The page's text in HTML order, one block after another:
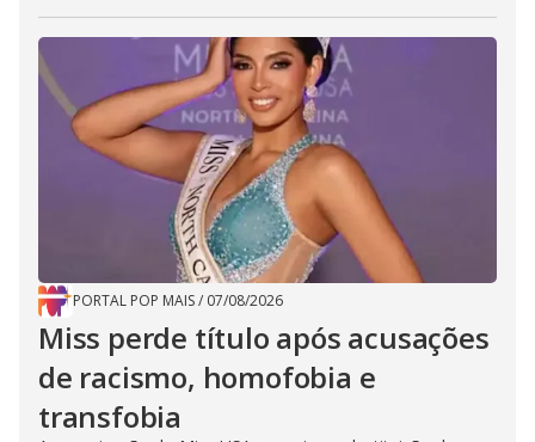
PORTAL POP MAIS/ 07/08/2026
Miss perde título após acusações
de racismo, homofobia e
transfobia